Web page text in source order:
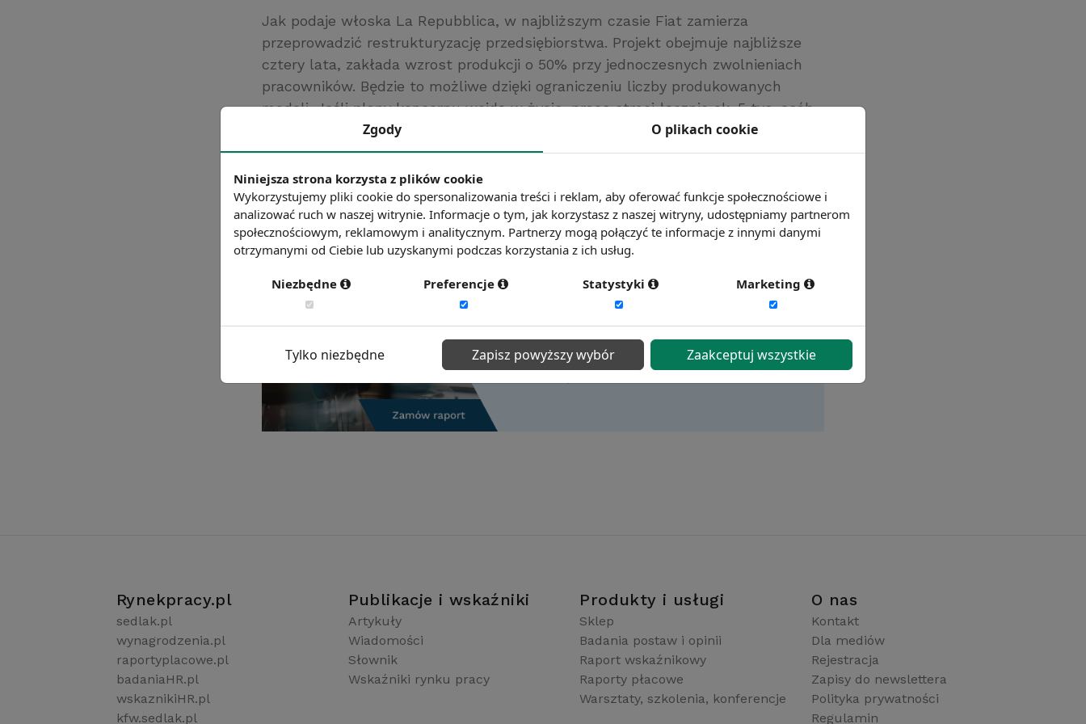
Jak podaje włoska La Repubblica, w najbliższym czasie Fiat zamierza
przeprowadzić restrukturyzację przedsiębiorstwa. Projekt obejmuje najbliższe
cztery lata, zakłada wzrost produkcji o 50% przy jednoczesnych zwolnieniach
pracowników. Będzie to możliwe dzięki ograniczeniu liczby produkowanych
modeli. Jeśli plany koncernu wejdą w życie, pracę straci łącznie ok. 5 tys. osób
w 4 zakładach produkcyjnych we Włoszech.
Źródło: wyborcza.biz
Chcesz wiedzieć więcej?Zobacz więcej wiadomości
Rynekpracy.pl
sedlak.pl
wynagrodzenia.pl
raportyplacowe.pl
badaniaHR.pl
wskaznikiHR.pl
kfw.sedlak.pl
Publikacje i wskaźniki
Artykuły
Wiadomości
Słownik
Wskaźniki rynku pracy
Produkty i usługi
Sklep
Badania postaw i opinii
Raport wskaźnikowy
Raporty płacowe
Warsztaty, szkolenia, konferencje
O nas
Kontakt
Dla mediów
Rejestracja
Zapisy do newslettera
Polityka prywatności
Regulamin
Zgody O plikach cookie
Niniejsza strona korzysta z plików cookie
Wykorzystujemy pliki cookie do spersonalizowania treści i reklam, aby oferować funkcje społecznościowe i
analizować ruch w naszej witrynie. Informacje o tym, jak korzystasz z naszej witryny, udostępniamy partnerom
społecznościowym, reklamowym i analitycznym. Partnerzy mogą połączyć te informacje z innymi danymi
otrzymanymi od Ciebie lub uzyskanymi podczas korzystania z ich usług.
Niezbędne Preferencje Statystyki Marketing
Tylko niezbędne Zapisz powyższy wybór Zaakceptuj wszystkie